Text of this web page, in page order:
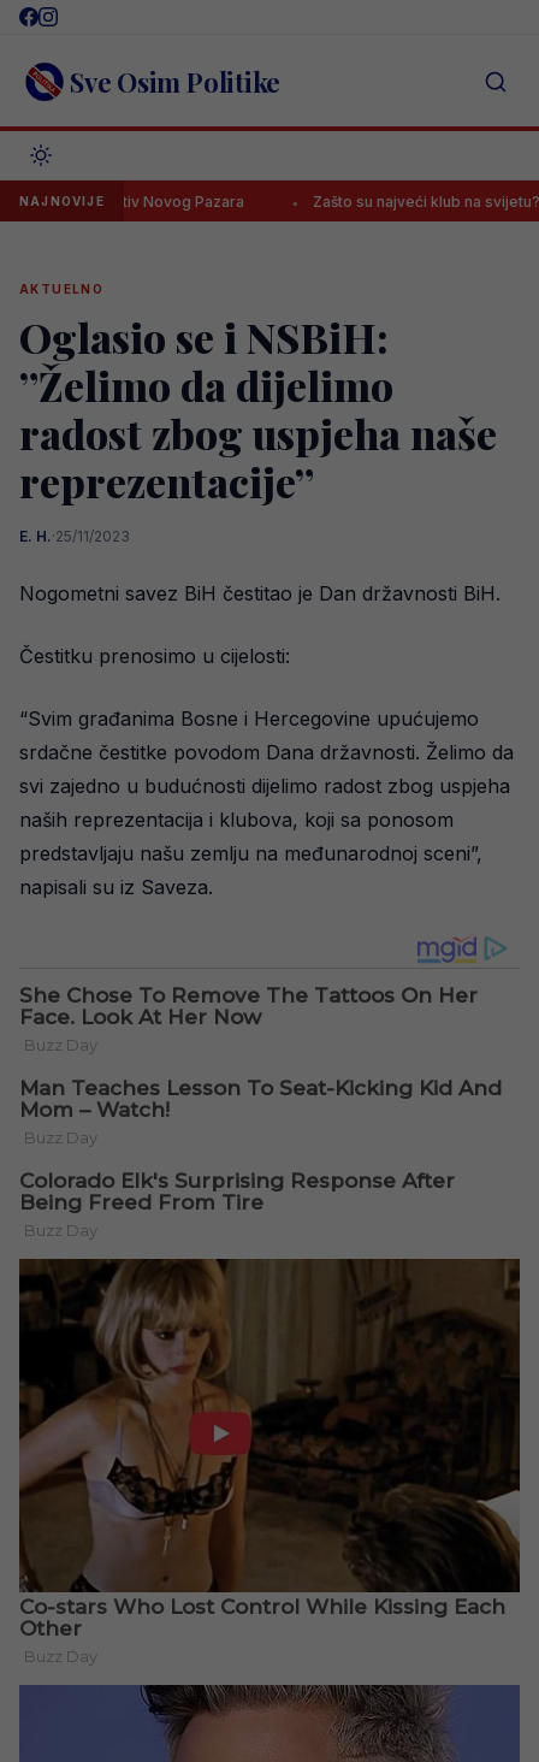
Skip
content Sve Osim Politike
NAJNOVIJE
protiv Novog Pazara Zašto su najveći klub na svijetu?
AKTUELNO
Oglasio se i NSBiH:
”Želimo da dijelimo
radost zbog uspjeha naše
reprezentacije”
E. H.·25/11/2023
Nogometni savez BiH čestitao je Dan državnosti BiH.
Čestitku prenosimo u cijelosti:
“Svim građanima Bosne i Hercegovine upućujemo
srdačne čestitke povodom Dana državnosti. Želimo da
svi zajedno u budućnosti dijelimo radost zbog uspjeha
naših reprezentacija i klubova, koji sa ponosom
predstavljaju našu zemlju na međunarodnoj sceni”,
napisali su iz Saveza.